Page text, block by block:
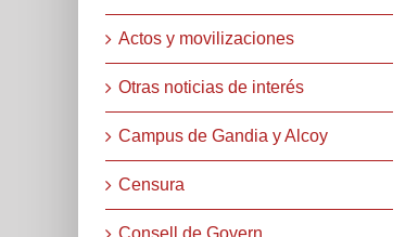
Actos y movilizaciones
Otras noticias de interés
Campus de Gandia y Alcoy
Censura
Consell de Govern